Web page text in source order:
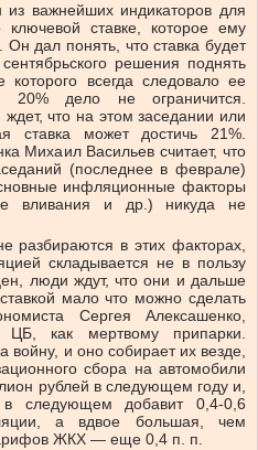
важнейших индикаторов для
ставке, которое ему
Он дал понять, что ставка будет
решения поднять
всегда следовало ее
20% дело не ограничится.
что на этом заседании или
ставка может достичь 21%.
Михаил Васильев считает, что
(последнее в феврале)
инфляционные факторы
вливания и др.) никуда не
разбираются в этих факторах,
складывается не в пользу
люди ждут, что они и дальше
мало что можно сделать
Сергея Алексашенко,
ЦБ, как мертвому припарки.
войну, и оно собирает их везде,
сбора на автомобили
рублей в следующем году и,
следующем добавит 0,4-0,6
а вдвое большая, чем
ЖКХ — еще 0,4 п. п.